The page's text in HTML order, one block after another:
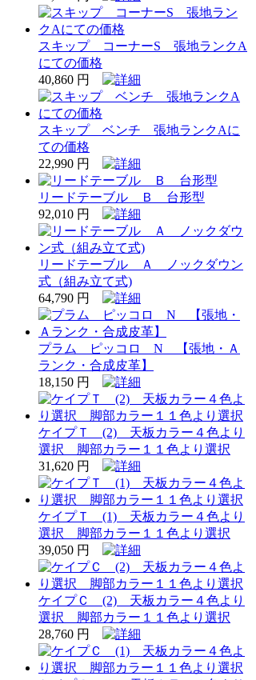
スキップ コーナーS 張地ランクA
にての価格
40,860 円
スキップ ベンチ 張地ランクAに
ての価格
22,990 円
リードテーブル Ｂ 台形型
92,010 円
リードテーブル Ａ ノックダウン
式（組み立て式)
64,790 円
プラム ピッコロ N 【張地・Ａ
ランク・合成皮革】
18,150 円
ケイプＴ (2) 天板カラー４色より
選択 脚部カラー１１色より選択
31,620 円
ケイプＴ (1) 天板カラー４色より
選択 脚部カラー１１色より選択
39,050 円
ケイプＣ (2) 天板カラー４色より
選択 脚部カラー１１色より選択
28,760 円